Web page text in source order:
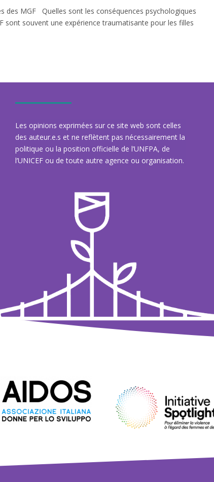
des MGF Quelles sont les conséquences psychologiques
souvent une expérience traumatisante pour les filles
Les opinions exprimées sur ce site web sont celles
des auteur.e.s et ne reflètent pas nécessairement la
politique ou la position officielle de l’UNFPA, de
l’UNICEF ou de toute autre agence ou organisation.